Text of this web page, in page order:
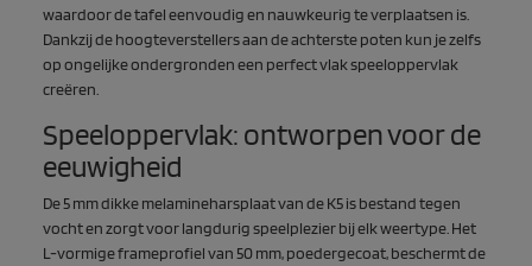
waardoor de tafel eenvoudig en nauwkeurig te verplaatsen is.
Dankzij de hoogteverstellers aan de achterste poten kun je zelfs
op ongelijke ondergronden een perfect vlak speeloppervlak
creëren.
Speeloppervlak: ontworpen voor de
eeuwigheid
De 5 mm dikke melamineharsplaat van de K5 is bestand tegen
vocht en zorgt voor langdurig speelplezier bij elk weertype. Het
L-vormige frameprofiel van 50 mm, poedergecoat, beschermt de